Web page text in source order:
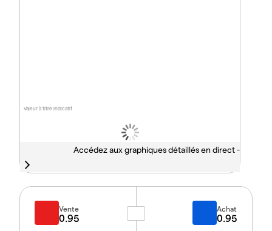
Valeur à titre indicatif
Accédez aux graphiques détaillés en direct -
Vente
0.95
Achat
0.95